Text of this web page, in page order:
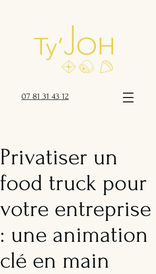
07 81 31 43 12
Privatiser un
food truck pour
votre entreprise
: une animation
clé en main